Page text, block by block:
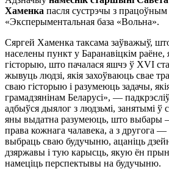
Хаменка пасля сустрэчы з
«Эксперыментальная база «Вольна».
Сяргей Хаменка таксама заўважыў,
населены пункт у Баранавіцкім
гісторыю, што пачалася яшчэ ў XVІ
жывуць людзі, якія захоўваюць свае
сваю гісторыю і разумеюць задачы,
грамадзянінам Беларусі», —
адбыўся дыялог з людзьмі, занятымі ў
яны выдатна разумеюць, што выбары
права кожнага чалавека, а з другога —
выбраць сваю будучыню, ацаніць
дзяржавы і тую карысць, якую ён
намеціць перспектывы на будучыню.